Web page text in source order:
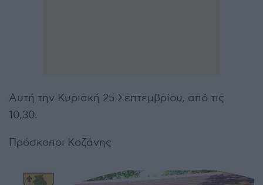
Αυτή την Κυριακή 25 Σεπτεμβρίου, από τις
10,30.
Πρόσκοποι Κοζάνης